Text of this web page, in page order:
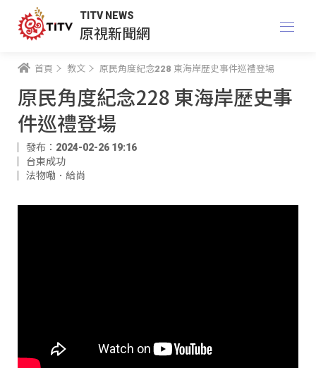
TITV NEWS
原視新聞網
首頁 教文 原民角度紀念228 東海岸歷史事件巡禮登場
原民角度紀念228 東海岸歷史事
件巡禮登場
發布：2024-02-26 19:16
台東成功
法物嘞．給尚